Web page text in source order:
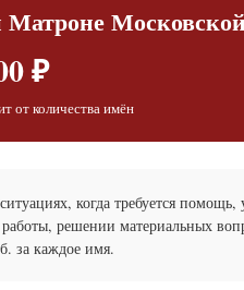
₽
от количества имён
когда требуется помощь,
решении материальных
за каждое имя.